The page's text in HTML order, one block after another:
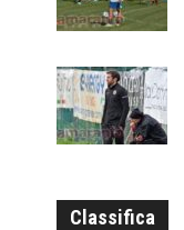
Classifica